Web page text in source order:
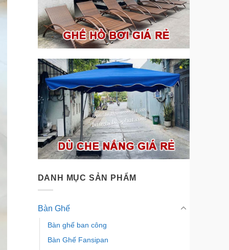
DANH MỤC SẢN PHẨM
Bàn Ghế
Bàn ghế ban công
Bàn Ghế Fansipan